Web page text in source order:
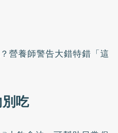
營養師警告大錯特錯「這
吃